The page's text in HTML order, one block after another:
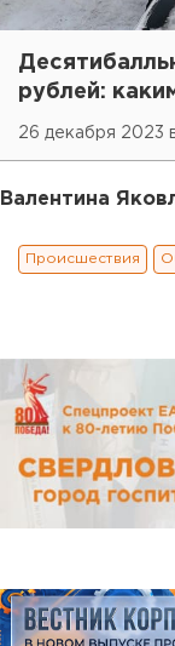
рублей:
26 декабря 2023
Валентина
Происшествия